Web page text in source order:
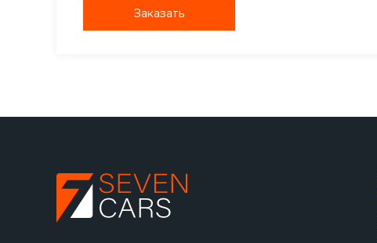
Заказать